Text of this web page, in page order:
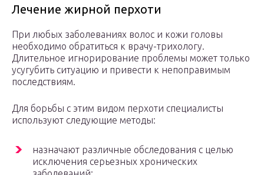
Лечение жирной перхоти
При любых заболеваниях волос и кожи головы
необходимо обратиться к врачу-трихологу.
Длительное игнорирование проблемы может только
усугубить ситуацию и привести к непоправимым
последствиям.
Для борьбы с этим видом перхоти специалисты
используют следующие методы:
назначают различные обследования с целью
исключения серьезных хронических